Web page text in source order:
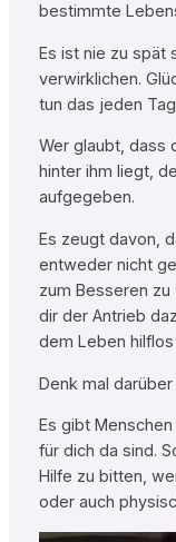
bestimmte
Es ist nie zu spät
verwirklichen.
tun das jeden
Wer glaubt, dass
hinter ihm liegt,
aufgegeben.
Es zeugt davon,
entweder nicht
zum Besseren
dir der Antrieb
dem Leben
Denk mal darüber
Es gibt
für dich da sind.
Hilfe zu bitten,
oder auch